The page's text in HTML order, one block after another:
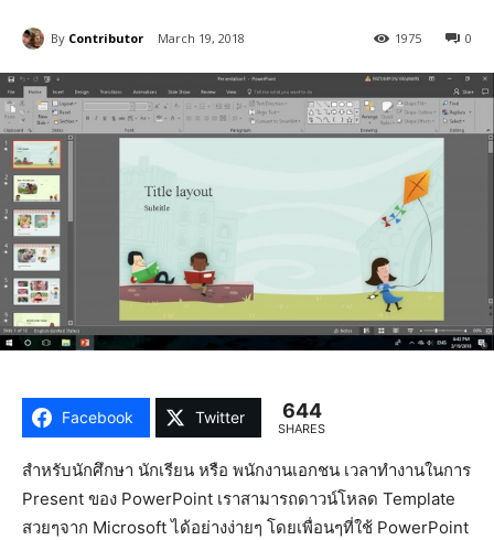
By Contributor March 19, 2018 0
1975
Facebook Twitter 644
SHARES
สำหรับนักศึกษา นักเรียน หรือ พนักงานเอกชน เวลาทำงานในการ
Present ของ PowerPoint เราสามารถดาวน์โหลด Template
สวยๆจาก Microsoft ได้อย่างง่ายๆ โดยเพื่อนๆที่ใช้ PowerPoint